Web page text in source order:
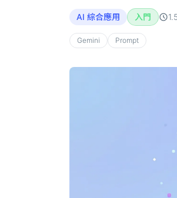
AI 綜合應用 入門
Gemini Prompt